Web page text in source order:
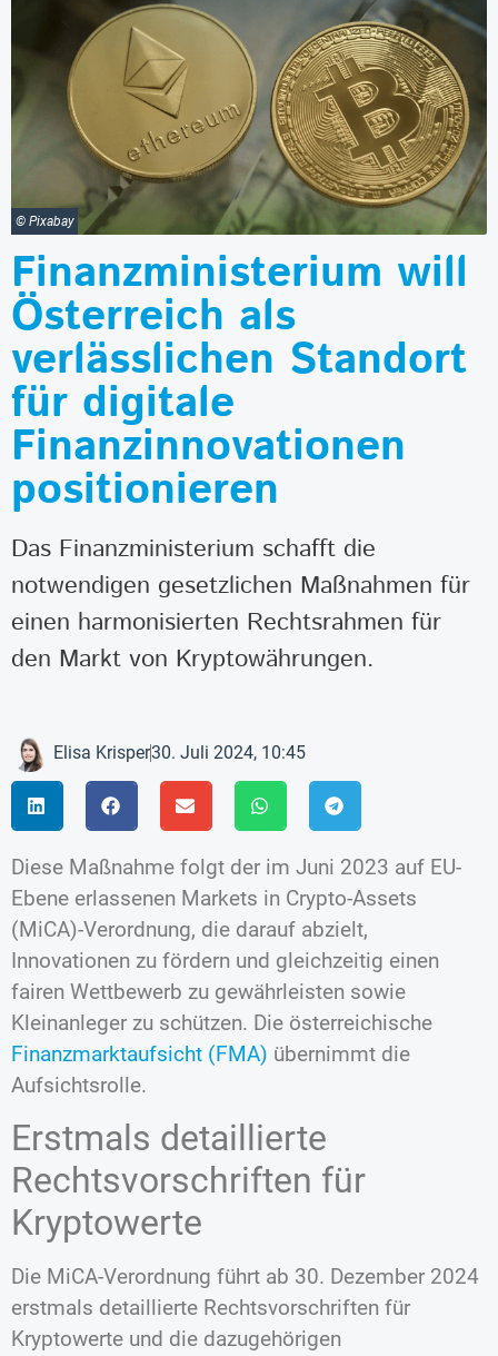
© Pixabay
Finanzministerium will
Österreich als
verlässlichen Standort
für digitale
Finanzinnovationen
positionieren
Das Finanzministerium schafft die
notwendigen gesetzlichen Maßnahmen für
einen harmonisierten Rechtsrahmen für
den Markt von Kryptowährungen.
Elisa Krisper30. Juli 2024, 10:45
Diese Maßnahme folgt der im Juni 2023 auf EU-
Ebene erlassenen Markets in Crypto-Assets
(MiCA)-Verordnung, die darauf abzielt,
Innovationen zu fördern und gleichzeitig einen
fairen Wettbewerb zu gewährleisten sowie
Kleinanleger zu schützen. Die österreichische
Finanzmarktaufsicht (FMA) übernimmt die
Aufsichtsrolle.
Erstmals detaillierte
Rechtsvorschriften für
Kryptowerte
Die MiCA-Verordnung führt ab 30. Dezember 2024
erstmals detaillierte Rechtsvorschriften für
Kryptowerte und die dazugehörigen